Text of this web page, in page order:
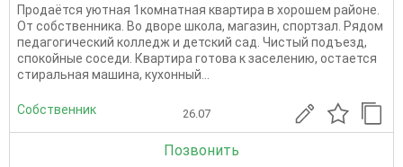
Продаётся уютная 1комнатная квартира в хорошем районе.
От собственника. Во дворе школа, магазин, спортзал. Рядом
педагогический колледж и детский сад. Чистый подъезд,
спокойные соседи. Квартира готова к заселению, остается
стиральная машина, кухонный...
Собственник 26.07
Позвонить